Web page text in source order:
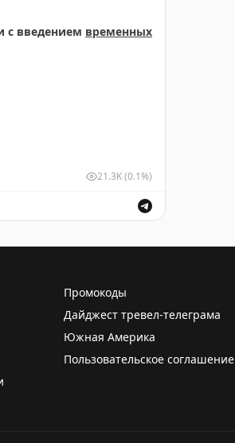
с введением временных
21.3K(0.1%)
Промокоды
Дайджест тревел-телеграма
Южная Америка
Пользовательское соглашение